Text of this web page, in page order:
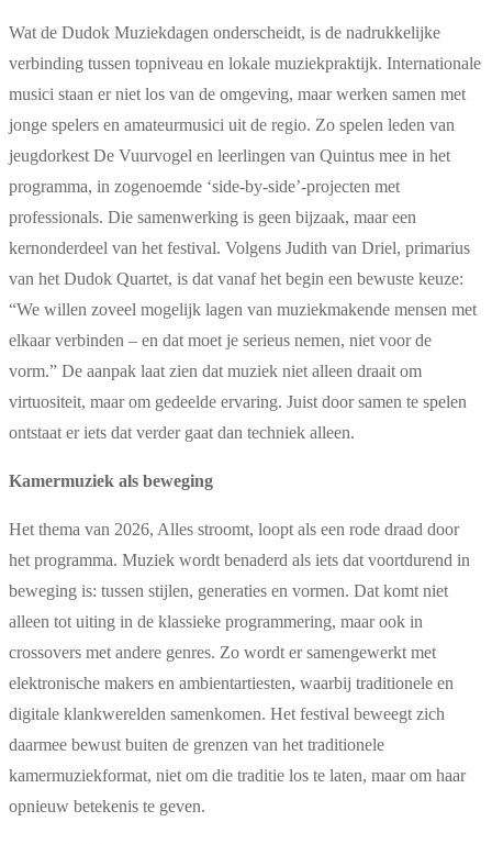
Wat de Dudok Muziekdagen onderscheidt, is de nadrukkelijke
verbinding tussen topniveau en lokale muziekpraktijk. Internationale
musici staan er niet los van de omgeving, maar werken samen met
jonge spelers en amateurmusici uit de regio. Zo spelen leden van
jeugdorkest De Vuurvogel en leerlingen van Quintus mee in het
programma, in zogenoemde ‘side-by-side’-projecten met
professionals. Die samenwerking is geen bijzaak, maar een
kernonderdeel van het festival. Volgens Judith van Driel, primarius
van het Dudok Quartet, is dat vanaf het begin een bewuste keuze:
“We willen zoveel mogelijk lagen van muziekmakende mensen met
elkaar verbinden – en dat moet je serieus nemen, niet voor de
vorm.” De aanpak laat zien dat muziek niet alleen draait om
virtuositeit, maar om gedeelde ervaring. Juist door samen te spelen
ontstaat er iets dat verder gaat dan techniek alleen.
Kamermuziek als beweging
Het thema van 2026, Alles stroomt, loopt als een rode draad door
het programma. Muziek wordt benaderd als iets dat voortdurend in
beweging is: tussen stijlen, generaties en vormen. Dat komt niet
alleen tot uiting in de klassieke programmering, maar ook in
crossovers met andere genres. Zo wordt er samengewerkt met
elektronische makers en ambientartiesten, waarbij traditionele en
digitale klankwerelden samenkomen. Het festival beweegt zich
daarmee bewust buiten de grenzen van het traditionele
kamermuziekformat, niet om die traditie los te laten, maar om haar
opnieuw betekenis te geven.